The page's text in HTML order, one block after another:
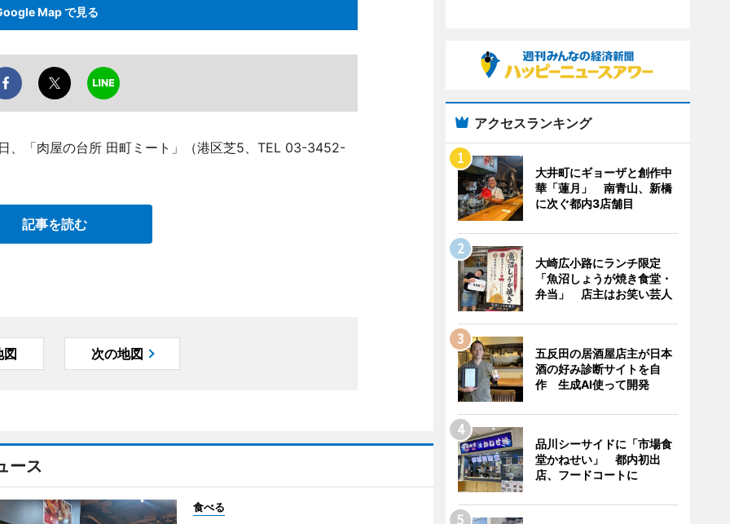
Map で見る
、「肉屋の台所 田町ミート」（港区芝5、TEL 03-3452-
記事を読む
図 次の地図
ース
食べる
アクセスランキング
大井町にギョーザと創作中
華「蓮月」 南青山、新橋
に次ぐ都内3店舗目
大崎広小路にランチ限定
「魚沼しょうが焼き食堂・
弁当」 店主はお笑い芸人
五反田の居酒屋店主が日本
酒の好み診断サイトを自
作 生成AI使って開発
品川シーサイドに「市場食
堂かねせい」 都内初出
店、フードコートに